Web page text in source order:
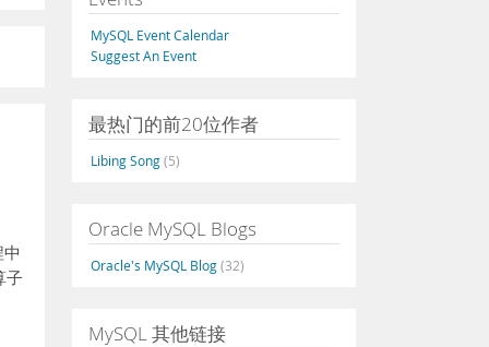
Português
子
MySQL Event Calendar
Suggest An Event
最热门的前20位作者
Libing Song(5)
Oracle MySQL Blogs
Oracle's MySQL Blog(32)
MySQL 其他链接